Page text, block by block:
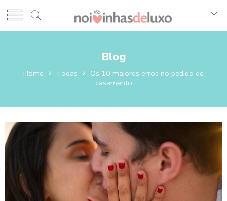
Blog
Home Todas
Os 10 maiores erros no pedido de
casamento